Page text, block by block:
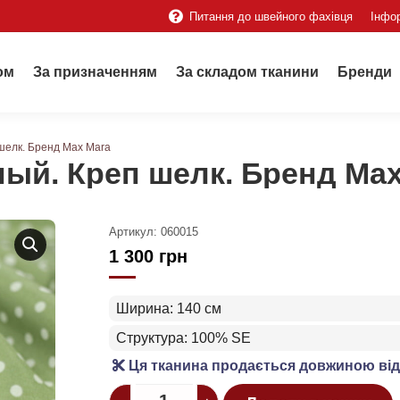
Питання до швейного фахівця
За призначенням За складом тканини Бренди
Креп шелк. Бренд
Бренд Max Mara
Артикул: 060015
1 300 грн
Ширина: 140 см
Структура: 100% SE
Ця тканина продається довжиною
Quantity